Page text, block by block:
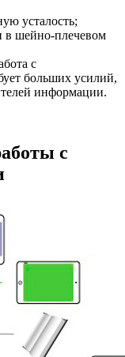
усталость;
в шейно-плечевом
с
больших усилий,
информации.
с